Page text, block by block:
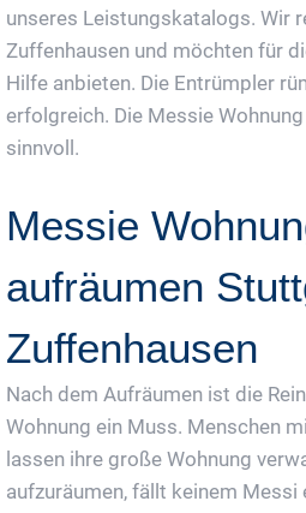
unseres Leistungskatalogs. Wir
Zuffenhausen und möchten für
Hilfe anbieten. Die Entrümpler
erfolgreich. Die Messie
sinnvoll.
Messie
aufräumen
Zuffenhausen
Nach dem Aufräumen ist die
Wohnung ein Muss. Menschen
lassen ihre große Wohnung
aufzuräumen, fällt keinem Messi